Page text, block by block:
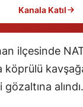
Hakkari
Hatay
Kanala Katıl
ilçesinde
köprülü
alındı.